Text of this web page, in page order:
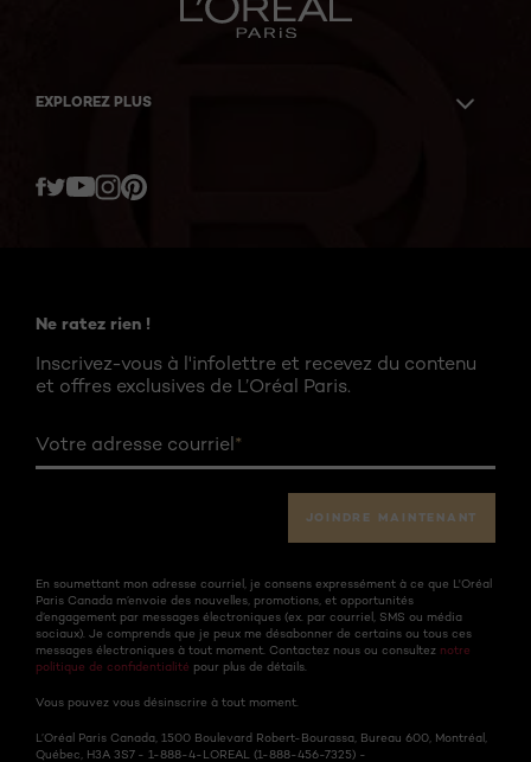
EXPLOREZ PLUS
Twitter
Ne ratez rien !
Inscrivez-vous à l'infolettre et recevez du contenu
et offres exclusives de L’Oréal Paris.
Votre adresse courriel*
JOINDRE MAINTENANT
En soumettant mon adresse courriel, je consens expressément à ce que L'Oréal
Paris Canada m’envoie des nouvelles, promotions, et opportunités
d’engagement par messages électroniques (ex. par courriel, SMS ou média
sociaux). Je comprends que je peux me désabonner de certains ou tous ces
messages électroniques à tout moment. Contactez nous ou consultez notre
politique de confidentialité pour plus de détails.
Vous pouvez vous désinscrire à tout moment.
L’Oréal Paris Canada, 1500 Boulevard Robert-Bourassa, Bureau 600, Montréal,
Québec, H3A 3S7 - 1-888-4-LOREAL (1-888-456-7325) -